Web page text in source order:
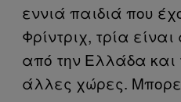
εννιά παιδιά που
Φρίντριχ, τρία
από την Ελλάδα
άλλες χώρες.